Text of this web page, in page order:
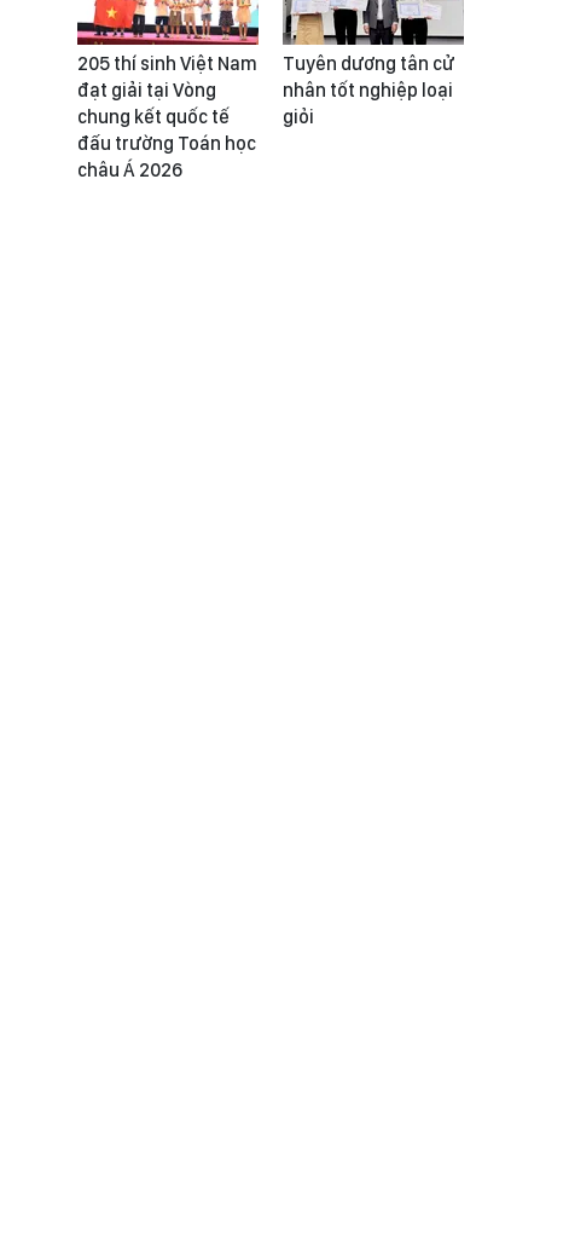
205 thí sinh Việt Nam
đạt giải tại Vòng
chung kết quốc tế
đấu trường Toán học
châu Á 2026
Tuyên dương tân cử
nhân tốt nghiệp loại
giỏi